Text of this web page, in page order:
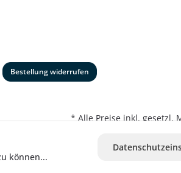
Bestellung widerrufen
* Alle Preise inkl. gesetzl.
können...